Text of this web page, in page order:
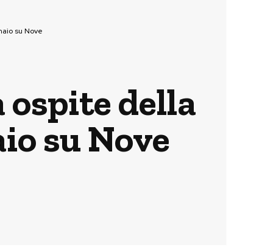
su Nove
ospite della
su Nove